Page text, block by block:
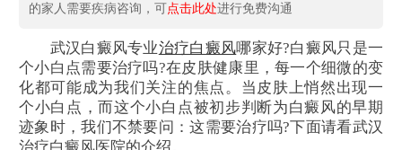
的家人需要疾病咨询，可点击此处进行免费沟通
武汉白癜风专业治疗白癜风哪家好?白癜风只是一
个小白点需要治疗吗?在皮肤健康里，每一个细微的变
化都可能成为我们关注的焦点。当皮肤上悄然出现一
个小白点，而这个小白点被初步判断为白癜风的早期
迹象时，我们不禁要问：这需要治疗吗?下面请看武汉